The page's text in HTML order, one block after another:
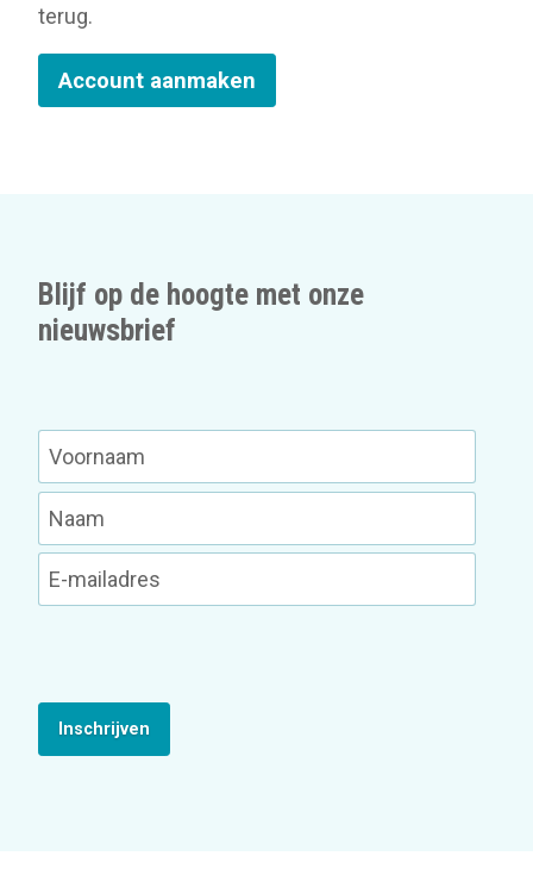
terug.
Account aanmaken
Blijf op de hoogte met onze
nieuwsbrief
Inschrijven